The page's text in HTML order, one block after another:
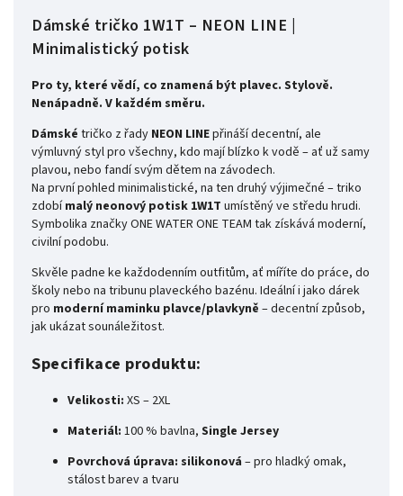
Dámské tričko 1W1T – NEON LINE |
Minimalistický potisk
Pro ty, které vědí, co znamená být plavec. Stylově.
Nenápadně. V každém směru.
Dámské tričko z řady NEON LINEpřináší decentní, ale
výmluvný styl pro všechny, kdo mají blízko k vodě – ať už samy
plavou, nebo fandí svým dětem na závodech.
Na první pohled minimalistické, na ten druhý výjimečné – triko
zdobímalý neonový potisk 1W1T umístěný ve středu hrudi.
Symbolika značky ONE WATER ONE TEAM tak získává moderní,
civilní podobu.
Skvěle padne ke každodenním outfitům, ať míříte do práce, do
školy nebo na tribunu plaveckého bazénu. Ideální i jako dárek
pro moderní maminku plavce/plavkyně – decentní způsob,
jak ukázat sounáležitost.
Specifikace produktu:
Velikosti: XS – 2XL
Materiál: 100 % bavlna, Single Jersey
Povrchová úprava: silikonová – pro hladký omak,
stálost barev a tvaru